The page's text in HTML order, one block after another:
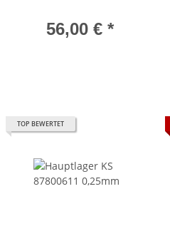
56,00 € *
TOP BEWERTET